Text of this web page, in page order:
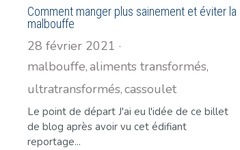
Comment manger plus sainement et éviter la
malbouffe
28 février 2021 ·
malbouffe,aliments transformés,
ultratransformés,cassoulet
Le point de départ J'ai eu l'idée de ce billet
de blog après avoir vu cet édifiant
reportage...